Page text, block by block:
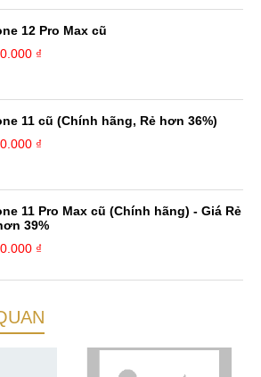
12 Pro Max cũ
₫
11 cũ (Chính hãng, Rẻ hơn 36%)
₫
11 Pro Max cũ (Chính hãng) - Giá Rẻ
39%
₫